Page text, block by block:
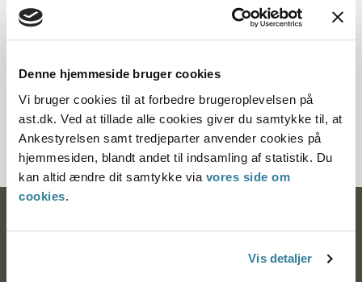
Denne hjemmeside bruger cookies
Vi bruger cookies til at forbedre brugeroplevelsen på
ast.dk. Ved at tillade alle cookies giver du samtykke til, at
Ankestyrelsen samt tredjeparter anvender cookies på
hjemmesiden, blandt andet til indsamling af statistik. Du
kan altid ændre dit samtykke via vores side om
cookies.
Vis detaljer
Paragraf
Journalnummer